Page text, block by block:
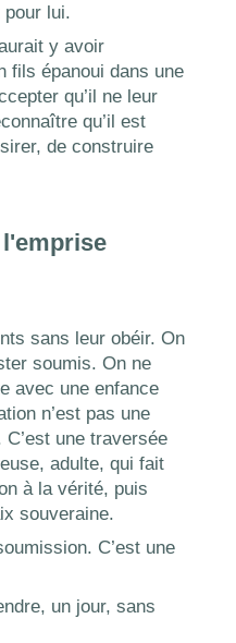
pour lui.
y avoir
fils épanoui dans une
qu’il ne leur
qu’il est
de construire
sans leur obéir. On
soumis. On ne
avec une enfance
n’est pas une
une traversée
adulte, qui fait
à la vérité, puis
souveraine.
C’est une
un jour, sans